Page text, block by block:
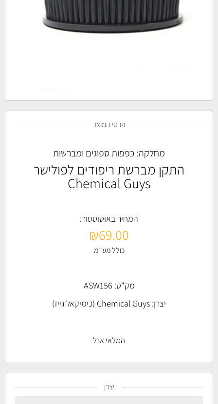
פרטי המוצר
מחלקה:כפפות ספוגים ומברשות
התקן מברשת ריפודים לפולישר
Chemical Guys
המחיר באוטוסטור:
₪69.00
כולל מע''מ
מק"ט: ASW156
יצרן: Chemical Guys (כימיקאל גייז)
המלאי אזל
יצרן